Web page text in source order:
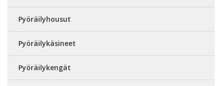
Pyöräilyhousut
Pyöräilykäsineet
Pyöräilykengät